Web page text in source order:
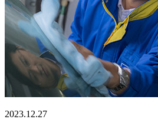
2023.12.27